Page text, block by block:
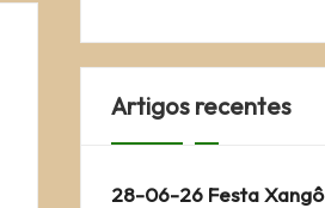
Artigos recentes
28-06-26 Festa Xangô